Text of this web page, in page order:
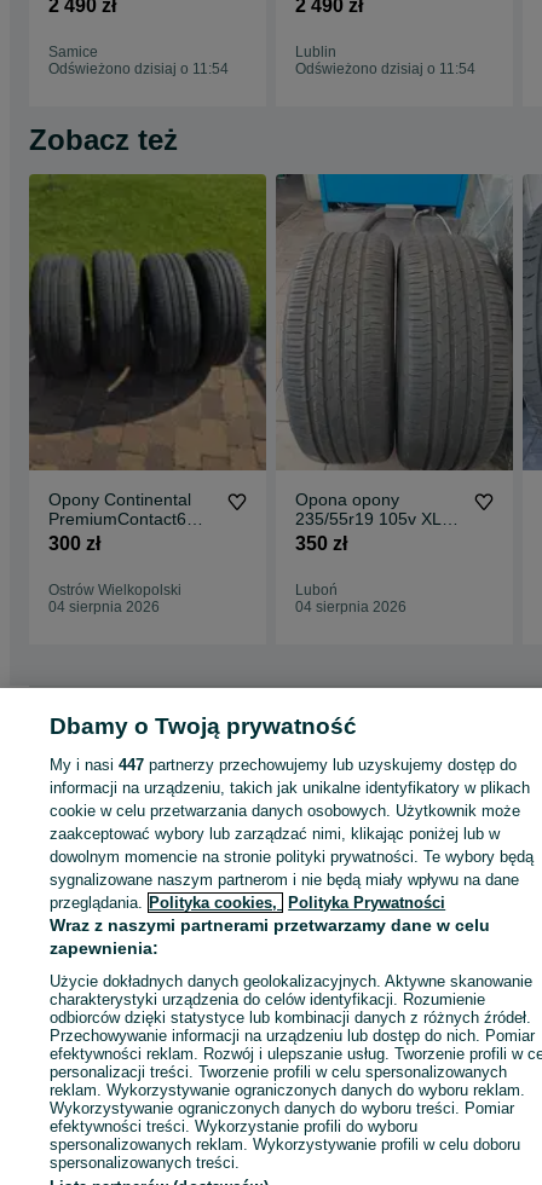
2 490 zł
Samice
Odświeżono dzisiaj o 11:54
2 490 zł
Lublin
Odświeżono dzisiaj o 11:54
Zobacz też
Opony Continental
PremiumContact6
235 55 19 XL
300 zł
Ostrów Wielkopolski
04 sierpnia 2026
Opona opony
235/55r19 105v XL
Continental lato 2 szt
350 zł
Luboń
04 sierpnia 2026
Strona główna Motoryzacja Opony i Felgi Opony
Opony - Poznań
Opony - Chartowo
KATEGORIA
ID:664421832 Wyświetlenia:
Zadzwoń / SMS Wyślij wiadomość
Dbamy o Twoją prywatność
My i nasi447 partnerzy przechowujemy lub uzyskujemy dostęp do
informacji na urządzeniu, takich jak unikalne identyfikatory w plikach
cookie w celu przetwarzania danych osobowych. Użytkownik może
zaakceptować wybory lub zarządzać nimi, klikając poniżej lub w
dowolnym momencie na stronie polityki prywatności. Te wybory będą
sygnalizowane naszym partnerom i nie będą miały wpływu na dane
przeglądania. Polityka cookies, Polityka Prywatności
Wraz z naszymi partnerami przetwarzamy dane w celu
zapewnienia:
Użycie dokładnych danych geolokalizacyjnych. Aktywne skanowanie
charakterystyki urządzenia do celów identyfikacji. Rozumienie
odbiorców dzięki statystyce lub kombinacji danych z różnych źródeł.
Przechowywanie informacji na urządzeniu lub dostęp do nich. Pomiar
efektywności reklam. Rozwój i ulepszanie usług. Tworzenie profili w
personalizacji treści. Tworzenie profili w celu spersonalizowanych
reklam. Wykorzystywanie ograniczonych danych do wyboru reklam.
Wykorzystywanie ograniczonych danych do wyboru treści. Pomiar
efektywności treści. Wykorzystanie profili do wyboru
spersonalizowanych reklam. Wykorzystywanie profili w celu doboru
spersonalizowanych treści.